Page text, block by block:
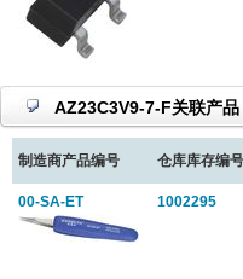
AZ23C3V9-7-F关联产品
制造商产品编号 仓库库存编号
00-SA-ET 1002295